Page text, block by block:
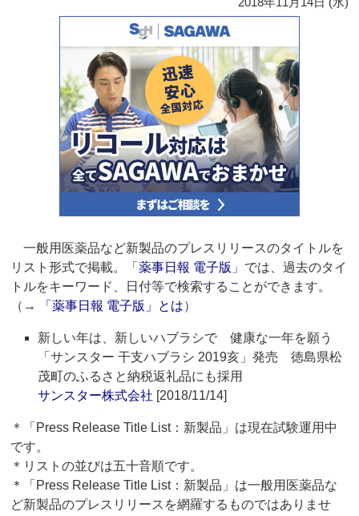
一般用医薬品など新製品のプレスリリースのタイトルを
リスト形式で掲載。「薬事日報 電子版 」では、過去のタイ
トルをキーワード、日付等で検索することができます。
（→
「薬事日報 電子版」とは）
新しい年は、新しいハブラシで 健康な一年を願う
「サンスター 干支ハブラシ 2019亥」発売 徳島県松
茂町のふるさと納税返礼品にも採用
サンスター株式会社 [2018/11/14]
＊「Press Release Title List：新製品」は現在試験運用中
です。
＊リストの並びは五十音順です。
＊「Press Release Title List：新製品」は一般用医薬品な
ど新製品のプレスリリースを網羅するものではありませ